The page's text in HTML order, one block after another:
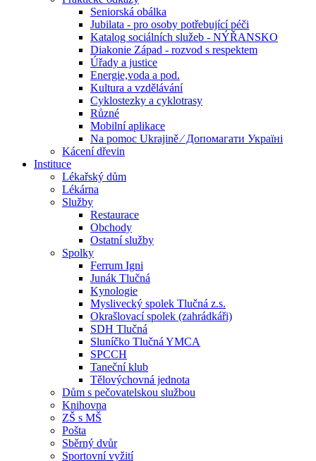
Seniorská obálka
Jubilata - pro osoby potřebující péči
Katalog sociálních služeb - NÝŘANSKO
Diakonie Západ - rozvod s respektem
Úřady a justice
Energie,voda a pod.
Kultura a vzdělávání
Cyklostezky a cyklotrasy
Různé
Mobilní aplikace
Na pomoc Ukrajině ⁄ Допомагати Україні
Kácení dřevin
Instituce
Lékařský dům
Lékárna
Služby
Restaurace
Obchody
Ostatní služby
Spolky
Ferrum Igni
Junák Tlučná
Kynologie
Myslivecký spolek Tlučná z.s.
Okrašlovací spolek (zahrádkáři)
SDH Tlučná
Sluníčko Tlučná YMCA
SPCCH
Taneční klub
Tělovýchovná jednota
Dům s pečovatelskou službou
Knihovna
ZŠ s MŠ
Pošta
Sběrný dvůr
Sportovní vyžití